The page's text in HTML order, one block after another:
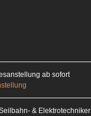
ab sofort
& Elektrotechniker